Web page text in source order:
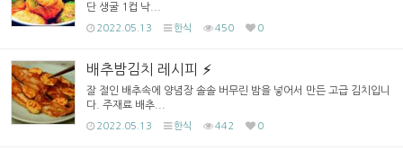
단 생굴 1컵 낙...
2022.05.13 한식 450 0
배추밤김치 레시피
잘 절인 배추속에 양념장 솔솔 버무린 밤을 넣어서 만든 고급 김치입니
다. 주재료 배추...
2022.05.13 한식 442 0